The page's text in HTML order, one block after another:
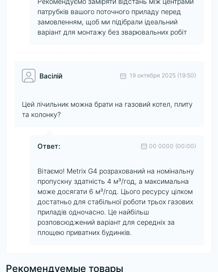
патрубків вашого поточного приладу перед
замовленням, щоб ми підібрали ідеальний
варіант для монтажу без зварювальних робіт
Васілій 19 октября 2025 (19:50)
Цей лічильник можна брати на газовий котел, плиту
та колонку?
Ответ: 00 0000 (00:00)
Вітаємо! Metrix G4 розрахований на номінальну
пропускну здатність 4 м³/год, а максимальна
може досягати 6 м³/год. Цього ресурсу цілком
достатньо для стабільної роботи трьох газових
приладів одночасно. Це найбільш
розповсюджений варіант для середніх за
площею приватних будинків.
Рекомендуемые товары